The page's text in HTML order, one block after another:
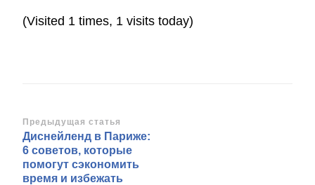
(Visited 1 times, 1 visits today)
Навигация
по
записям
Предыдущая статья
Диснейленд в Париже:
6 советов, которые
помогут сэкономить
время и избежать